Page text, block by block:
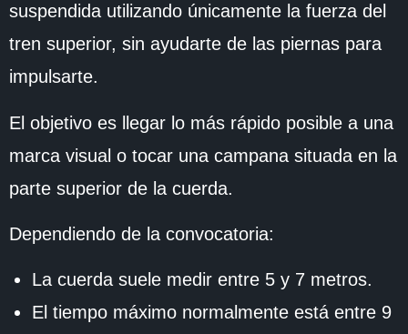
suspendida utilizando únicamente la fuerza del
tren superior, sin ayudarte de las piernas para
impulsarte.
El objetivo es llegar lo más rápido posible a una
marca visual o tocar una campana situada en la
parte superior de la cuerda.
Dependiendo de la convocatoria:
La cuerda suele medir entre 5 y 7 metros.
El tiempo máximo normalmente está entre 9